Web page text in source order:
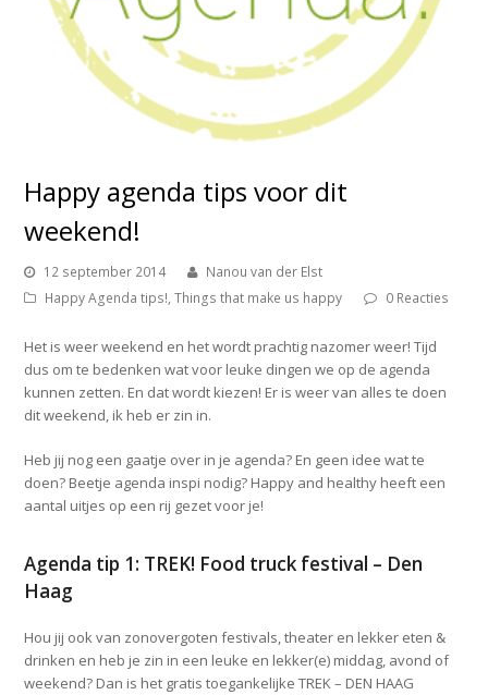
Happy agenda tips voor dit
weekend!
12 september 2014
Nanou van der Elst
Happy Agenda tips!,Things that make us happy 0 Reacties
Het is weer weekend en het wordt prachtig nazomer weer! Tijd
dus om te bedenken wat voor leuke dingen we op de agenda
kunnen zetten. En dat wordt kiezen! Er is weer van alles te doen
dit weekend, ik heb er zin in.
Heb jij nog een gaatje over in je agenda? En geen idee wat te
doen? Beetje agenda inspi nodig? Happy and healthy heeft een
aantal uitjes op een rij gezet voor je!
Agenda tip 1: TREK! Food truck festival – Den
Haag
Hou jij ook van zonovergoten festivals, theater en lekker eten &
drinken en heb je zin in een leuke en lekker(e) middag, avond of
weekend? Dan is het gratis toegankelijke TREK – DEN HAAG